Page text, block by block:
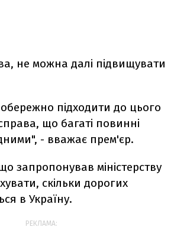
не можна далі підвищувати
підходити до цього
що багаті повинні
- вважає прем'єр.
запропонував міністерству
скільки дорогих
в Україну.
РЕКЛАМА: